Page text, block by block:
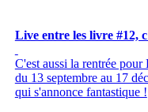
Live entre les livre #12,
C'est aussi la rentrée
du 13 septembre au 17
qui s'annonce fantastique !